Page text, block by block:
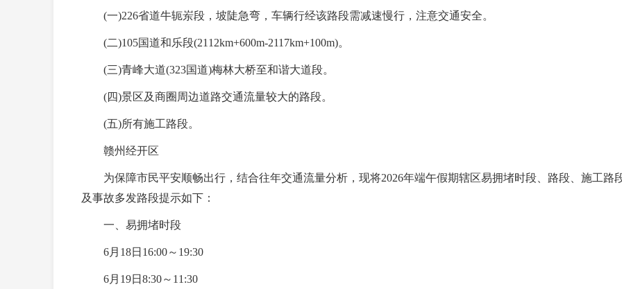
(一)226省道牛轭岽段，坡陡急弯，车辆行经该路段需减速慢行，注意交通安全。
(二)105国道和乐段(2112km+600m-2117km+100m)。
(三)青峰大道(323国道)梅林大桥至和谐大道段。
(四)景区及商圈周边道路交通流量较大的路段。
(五)所有施工路段。
赣州经开区
为保障市民平安顺畅出行，结合往年交通流量分析，现将2026年端午假期辖区易拥堵时段、路段、施工路
及事故多发路段提示如下：
一、易拥堵时段
6月18日16:00～19:30
6月19日8:30～11:30